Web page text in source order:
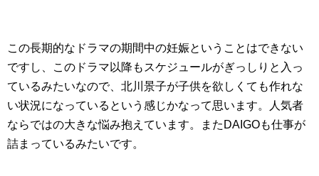
この長期的なドラマの期間中の妊娠ということはできない
ですし、このドラマ以降もスケジュールがぎっしりと入っ
ているみたいなので、北川景子が子供を欲しくても作れな
い状況になっているという感じかなって思います。人気者
ならではの大きな悩み抱えています。またDAIGOも仕事が
詰まっているみたいです。